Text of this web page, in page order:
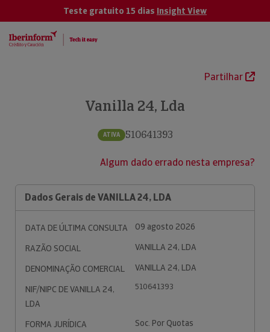
Teste gratuito 15 dias Insight View
Partilhar
Vanilla 24, Lda
ATIVA 510641393
Algum dado errado nesta empresa?
Dados Gerais de VANILLA 24, LDA
DATA DE ÚLTIMA CONSULTA
09 agosto 2026
RAZÃO SOCIAL
VANILLA 24, LDA
DENOMINAÇÃO COMERCIAL
VANILLA 24, LDA
NIF/NIPC DE VANILLA 24,
LDA
510641393
FORMA JURÍDICA
Soc. Por Quotas